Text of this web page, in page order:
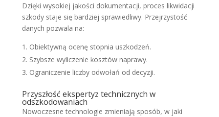
Dzięki wysokiej jakości dokumentacji, proces likwidacji
szkody staje się bardziej sprawiedliwy. Przejrzystość
danych pozwala na:
Obiektywną ocenę stopnia uszkodzeń.
Szybsze wyliczenie kosztów naprawy.
Ograniczenie liczby odwołań od decyzji.
Przyszłość ekspertyz technicznych w
odszkodowaniach
Nowoczesne technologie zmieniają sposób, w jaki